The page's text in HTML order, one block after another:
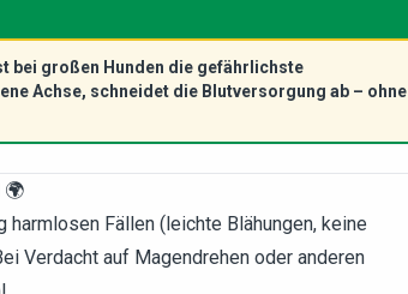
bei großen Hunden die gefährlichste
Achse, schneidet die Blutversorgung ab – ohne
🌍
Fällen (leichte Blähungen, keine
Verdacht auf Magendrehen oder anderen